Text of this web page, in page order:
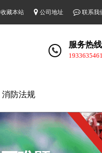
收藏本站 公司地址 联系我
服务热线
消防法规